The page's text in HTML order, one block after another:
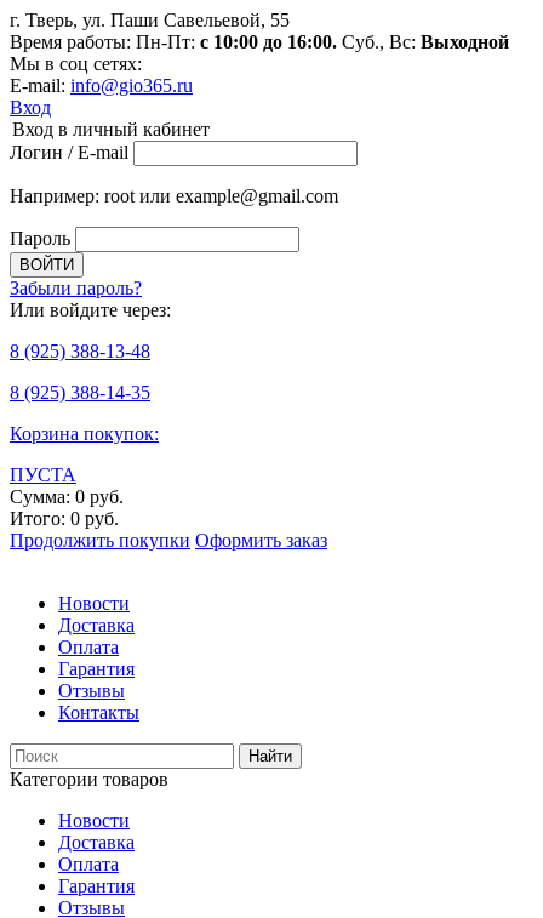
г. Тверь, ул. Паши Савельевой, 55
Время работы: Пн-Пт: с 10:00 до 16:00. Суб., Вс: Выходной
Мы в соц сетях:
E-mail: info@gio365.ru
Вход
Вход в личный кабинет
Логин / E-mail
Например: root или example@gmail.com
Пароль
Забыли пароль?
Или войдите через:
8 (925) 388-13-48
8 (925) 388-14-35
Корзина покупок:
ПУСТА
Сумма: 0 руб.
Итого: 0 руб.
Продолжить покупки Оформить заказ
Новости
Доставка
Оплата
Гарантия
Отзывы
Контакты
Категории товаров
Новости
Доставка
Оплата
Гарантия
Отзывы